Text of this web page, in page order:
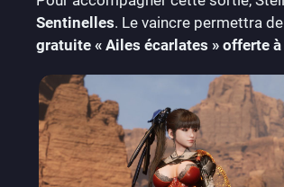
Sentinelles. Le vaincre permettra
gratuite « Ailes écarlates » offerte